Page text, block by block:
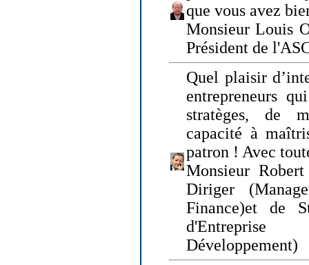
que vous avez
Monsieur Louis
Président de
Quel plaisir
entrepreneurs
stratèges, de
capacité à
patron ! Avec
Monsieur
Diriger
Finance)et de
Développement)